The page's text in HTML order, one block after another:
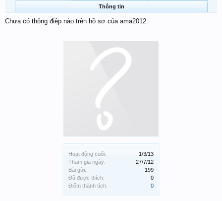
Hoạt động cuối:
1/3/13
Tham gia ngày:
27/7/12
Bài gửi:
199
Đã được thích:
0
Điểm thành tích:
0
Thông tin
Chưa có thông điệp nào trên hồ sơ của ama2012.